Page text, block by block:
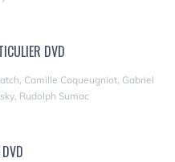
DVD
Camille Coqueugniot, Gabriel
Rudolph Sumac